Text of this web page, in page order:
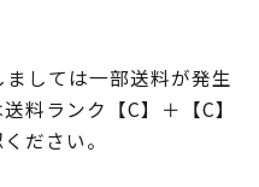
しては一部送料が発生
料ランク【C】＋【C】
ださい。